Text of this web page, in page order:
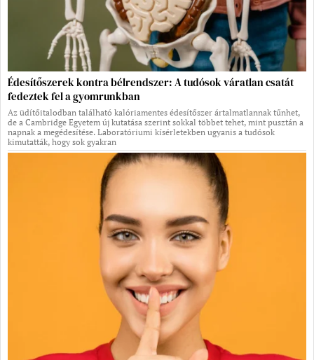
Édesítőszerek kontra bélrendszer: A tudósok váratlan csatát
fedeztek fel a gyomrunkban
Az üdítőitalodban található kalóriamentes édesítőszer ártalmatlannak tűnhet,
de a Cambridge Egyetem új kutatása szerint sokkal többet tehet, mint pusztán a
napnak a megédesítése. Laboratóriumi kísérletekben ugyanis a tudósok
kimutatták, hogy sok gyakran